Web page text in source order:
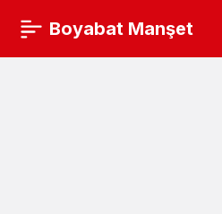
Boyabat Manşet
Organik atıklar